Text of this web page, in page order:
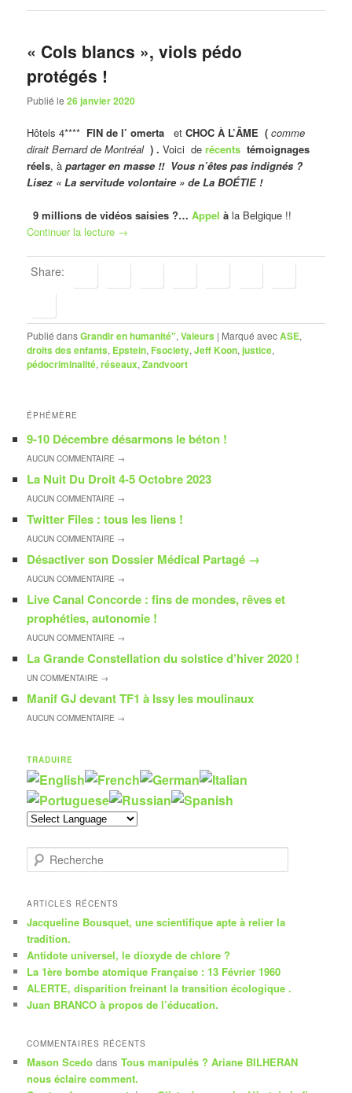
« Cols blancs », viols pédo
protégés !
Publié le26 janvier 2020
Hôtels 4**** FIN de l’ omerta et CHOC À L’ÂME ( comme
dirait Bernard de Montréal ) . Voici derécents témoignages
réels, à partager en masse !! Vous n’êtes pas indignés ?
Lisez « La servitude volontaire » de La BOÉTIE !
9 millions de vidéos saisies ?…Appel à la Belgique !!
Continuer la lecture →
Share:
Publié dansGrandir en humanité",Valeurs | Marqué avecASE,
droits des enfants, Epstein, Fsociety,Jeff Koon,justice,
pédocriminalité,réseaux,Zandvoort
ÉPHÉMÈRE
9-10 Décembre désarmons le béton !
AUCUNCOMMENTAIRE →
La Nuit Du Droit 4-5 Octobre 2023
AUCUNCOMMENTAIRE →
Twitter Files : tous les liens !
AUCUNCOMMENTAIRE →
Désactiver son Dossier Médical Partagé →
AUCUNCOMMENTAIRE →
Live Canal Concorde : fins de mondes, rêves et
prophéties, autonomie !
AUCUNCOMMENTAIRE →
La Grande Constellation du solstice d’hiver 2020 !
UNCOMMENTAIRE →
Manif GJ devant TF1 à Issy les moulinaux
AUCUNCOMMENTAIRE →
TRADUIRE
e
h
r
c
h
e
ARTICLES RÉCENTS
Jacqueline Bousquet, une scientifique apte à relier la
tradition.
Antidote universel, le dioxyde de chlore ?
La 1ère bombe atomique Française : 13 Février 1960
ALERTE, disparition freinant la transition écologique .
Juan BRANCO à propos de l’éducation.
COMMENTAIRES RÉCENTS
Mason Scedo dansTous manipulés ? Ariane BILHERAN
nous éclaire comment.